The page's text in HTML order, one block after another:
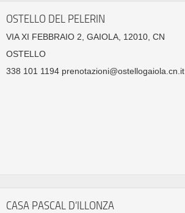
OSTELLO DEL PELERIN
VIA XI FEBBRAIO 2, GAIOLA, 12010, CN
OSTELLO
338 101 1194 prenotazioni@ostellogaiola.cn.it
CASA PASCAL D’ILLONZA